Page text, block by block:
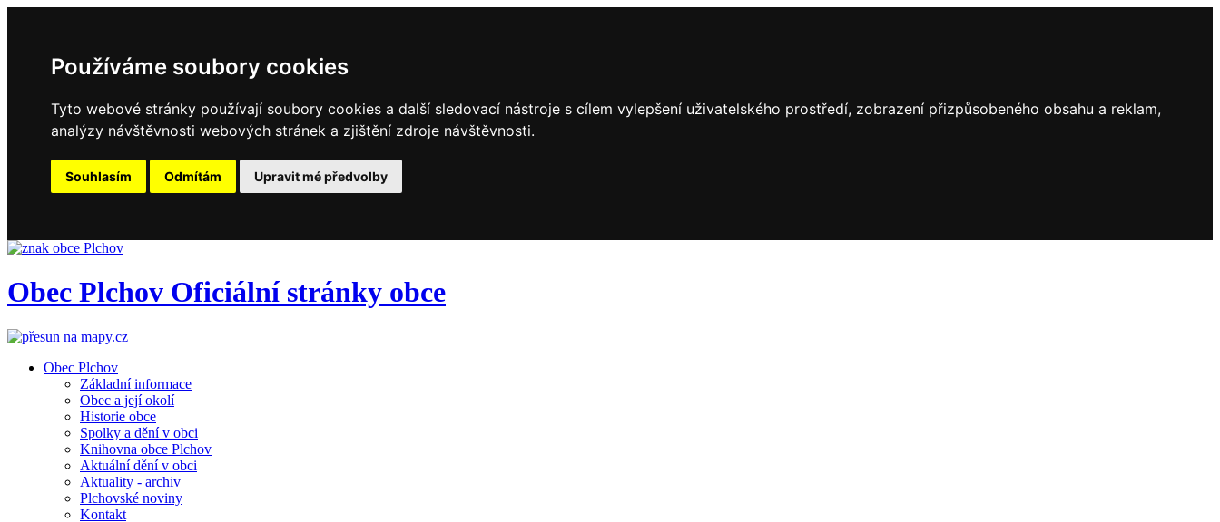
Používáme soubory cookies
Tyto webové stránky používají soubory cookies a další sledovací nástroje s cílem vylepšení uživatelského prostředí, zobrazení přizpůsobeného obsahu a reklam,
analýzy návštěvnosti webových stránek a zjištění zdroje návštěvnosti.
Souhlasím Odmítám Upravit mé předvolby
Obec Plchov Oficiální stránky obce
Obec Plchov
Základní informace
Obec a její okolí
Historie obce
Spolky a dění v obci
Knihovna obce Plchov
Aktuální dění v obci
Aktuality - archiv
Plchovské noviny
Kontakt